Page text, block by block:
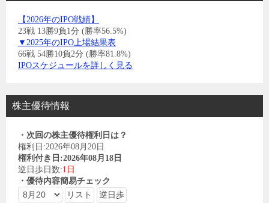
【2026年のIPO戦績】
23戦 13勝9負1分 (勝率56.5%)
▼2025年のIPO上場結果表
66戦 54勝10負2分 (勝率81.8%)
IPOスケジュールを詳しく見る
株主優待情報
・次回の株主優待権利日は？
権利日:2026年08月20日
権利付き日:2026年08月18日
逆日歩日数:1日
・優待内容簡易チェック